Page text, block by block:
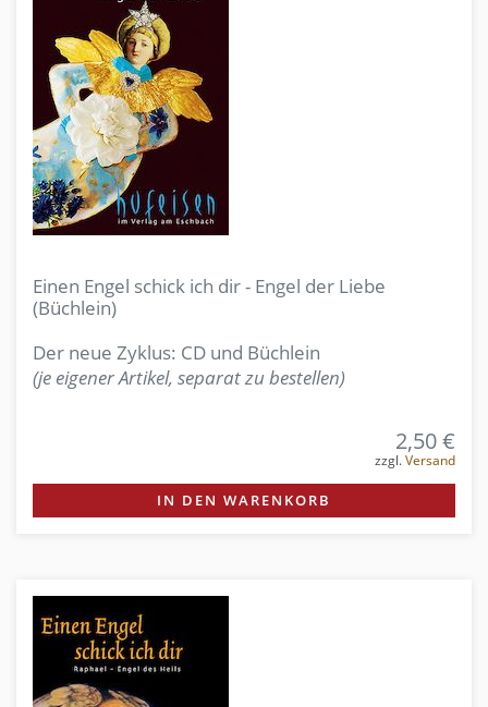
Einen Engel schick ich dir - Engel der Liebe
(Büchlein)
Der neue Zyklus: CD und Büchlein
(je eigener Artikel, separat zu bestellen)
2,50 €
zzgl.Versand
IN DEN WARENKORB